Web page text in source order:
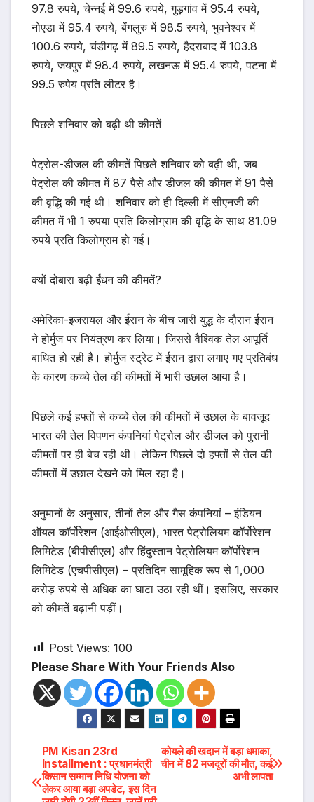
97.8 रुपये, चेन्नई में 99.6 रुपये, गुड़गांव में 95.4 रुपये,
नोएडा में 95.4 रुपये, बेंगलुरु में 98.5 रुपये, भुवनेश्वर में
100.6 रुपये, चंडीगढ़ में 89.5 रुपये, हैदराबाद में 103.8
रुपये, जयपुर में 98.4 रुपये, लखनऊ में 95.4 रुपये, पटना में
99.5 रुपेय प्रति लीटर है।
पिछले शनिवार को बढ़ी थी कीमतें
पेट्रोल-डीजल की कीमतें पिछले शनिवार को बढ़ी थी, जब
पेट्रोल की कीमत में 87 पैसे और डीजल की कीमत में 91 पैसे
की वृद्धि की गई थी। शनिवार को ही दिल्ली में सीएनजी की
कीमत में भी 1 रुपया प्रति किलोग्राम की वृद्धि के साथ 81.09
रुपये प्रति किलोग्राम हो गई।
क्यों दोबारा बढ़ी ईंधन की कीमतें?
अमेरिका-इजरायल और ईरान के बीच जारी युद्ध के दौरान ईरान
ने होर्मुज पर नियंत्रण कर लिया। जिससे वैश्विक तेल आपूर्ति
बाधित हो रही है। होर्मुज स्ट्रेट में ईरान द्वारा लगाए गए प्रतिबंध
के कारण कच्चे तेल की कीमतों में भारी उछाल आया है।
पिछले कई हफ्तों से कच्चे तेल की कीमतों में उछाल के बावजूद
भारत की तेल विपणन कंपनियां पेट्रोल और डीजल को पुरानी
कीमतों पर ही बेच रही थी। लेकिन पिछले दो हफ्तों से तेल की
कीमतों में उछाल देखने को मिल रहा है।
अनुमानों के अनुसार, तीनों तेल और गैस कंपनियां – इंडियन
ऑयल कॉर्पोरेशन (आईओसीएल), भारत पेट्रोलियम कॉर्पोरेशन
लिमिटेड (बीपीसीएल) और हिंदुस्तान पेट्रोलियम कॉर्पोरेशन
लिमिटेड (एचपीसीएल) – प्रतिदिन सामूहिक रूप से 1,000
करोड़ रुपये से अधिक का घाटा उठा रही थीं। इसलिए, सरकार
को कीमतें बढ़ानी पड़ीं।
Post Views: 100
Please Share With Your Friends Also
Post
navigation
कोयले की खदान में बड़ा धमाका,
चीन में 82 मजदूरों की मौत, कई
अभी लापता
PM Kisan 23rd
Installment : प्रधानमंत्री
किसान सम्मान निधि योजना को
लेकर आया बड़ा अपडेट, इस दिन